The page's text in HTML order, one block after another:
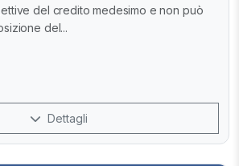
del credito medesimo e non può
del...
Dettagli